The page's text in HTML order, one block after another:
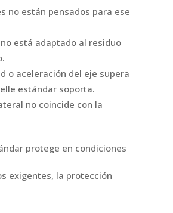
no están pensados para ese
está adaptado al residuo
o aceleración del eje supera
estándar soporta.
no coincide con la
protege en condiciones
exigentes, la protección